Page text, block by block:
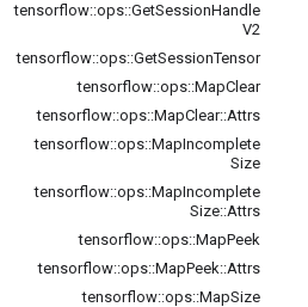
tensorflow::ops::GetSessionHandle
V2
tensorflow::ops::GetSessionTensor
tensorflow::ops::MapClear
tensorflow::ops::MapClear::Attrs
tensorflow::ops::MapIncomplete
Size
tensorflow::ops::MapIncomplete
Size::Attrs
tensorflow::ops::MapPeek
tensorflow::ops::MapPeek::Attrs
tensorflow::ops::MapSize